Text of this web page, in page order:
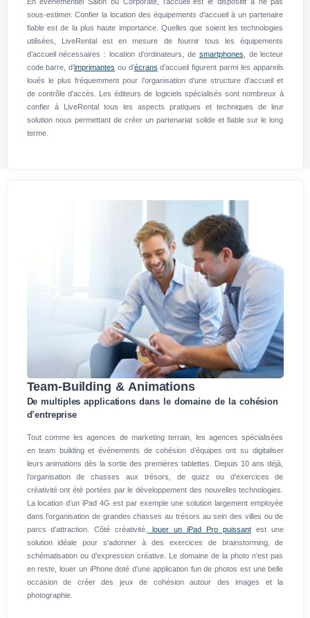
sous-estimer. Confier la location des équipements d’accueil à un partenaire
fiable est de la plus haute importance. Quelles que soient les technologies
utilisées, LiveRental est en mesure de fournir tous les équipements
d’accueil nécessaires : location d’ordinateurs, de smartphones , de lecteur
code barre, d’imprimantes ou d’écrans d’accueil figurent parmi les appareils
loués le plus fréquemment pour l’organisation d’une structure d’accueil et
de contrôle d’accès. Les éditeurs de logiciels spécialisés sont nombreux à
confier à LiveRental tous les aspects pratiques et techniques de leur
solution nous permettant de créer un partenariat solide et fiable sur le long
terme.
Team-Building & Animations
De multiples applications dans le domaine de la cohésion
d’entreprise
Tout comme les agences de marketing terrain, les agences spécialisées
en team building et événements de cohésion d’équipes ont su digitaliser
leurs animations dès la sortie des premières tablettes. Depuis 10 ans déjà,
l’organisation de chasses aux trésors, de quizz ou d’exercices de
créativité ont été portées par le développement des nouvelles technologies.
La location d’un iPad 4G est par exemple une solution largement employée
dans l’organisation de grandes chasses au trésors au sein des villes ou de
parcs d’attraction. Côté créativité,
louer un iPad Pro puissantest une
solution idéale pour s'adonner à des exercices de brainstorming, de
schématisation ou d’expression créative. Le domaine de la photo n’est pas
en reste, louer un iPhone doté d’une application fun de photos est une belle
occasion de créer des jeux de cohésion autour des images et la
photographie.